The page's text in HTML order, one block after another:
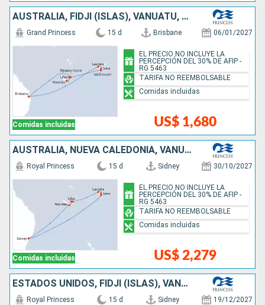
AUSTRALIA, FIDJI (ISLAS), VANUATU, NUEVA CALEDONIA
Comidas incluidas
Grand Princess 15 d Brisbane 06/01/2027
US$ 1,680
EL PRECIO NO INCLUYE LA
PERCEPCIÓN DEL 30% DE AFIP -
RG 5463
TARIFA NO REEMBOLSABLE
Comidas incluidas
AUSTRALIA, NUEVA CALEDONIA, VANUATU, FIDJI (ISLAS)
Comidas incluidas
Royal Princess 15 d Sidney 30/10/2027
US$ 2,279
EL PRECIO NO INCLUYE LA
PERCEPCIÓN DEL 30% DE AFIP -
RG 5463
TARIFA NO REEMBOLSABLE
Comidas incluidas
ESTADOS UNIDOS, FIDJI (ISLAS), VANUATU, NUEVA CALEDONIA, AUSTRALIA
Royal Princess 15 d Sidney 19/12/2027